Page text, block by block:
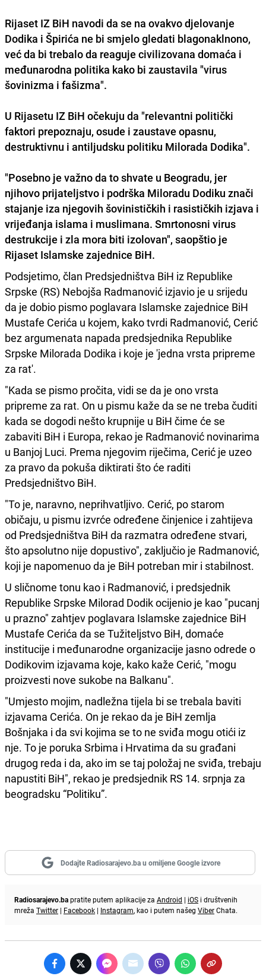
Rijaset IZ BiH navodi da se na ovakvo djelovanje
Dodika i Špirića ne bi smjelo gledati blagonaklnono,
već da bi trebalo da reaguje civilizovana domaća i
međunarodna politika kako bi zaustavila "virus
šovinizma i fašizma".
U Rijasetu IZ BiH očekuju da "relevantni politički
faktori prepoznaju, osude i zaustave opasnu,
destruktivnu i antiljudsku politiku Milorada Dodika".
"Posebno je važno da to shvate u Beogradu, jer
njihovo prijateljstvo i podrška Miloradu Dodiku znači
stajanje iza njegovih šovinističkih i rasističkih izjava i
vrijeđanja islama i muslimana. Smrtonosni virus
destrukcije i zla mora biti izolovan", saopštio je
Rijaset Islamske zajednice BiH.
Podsjetimo, član Predsjedništva BiH iz Republike
Srpske (RS) Nebojša Radmanović izjavio je u srijedu
da je dobio pismo poglavara Islamske zajednice BiH
Mustafe Cerića u kojem, kako tvrdi Radmanović, Cerić
bez argumenata napada predsjednika Republike
Srpske Milorada Dodika i koje je 'jedna vrsta pripreme
za rat'.
"Kada se pismo pročita, vidi se da je ono vrsta
pripreme za rat. On u pismu kaže da se ne treba čuditi
kada se dogodi nešto krupnije u BiH čime će se
zabaviti BiH i Europa, rekao je Radmanović novinarima
u Banjoj Luci. Prema njegovim riječima, Cerić je uzeo
za pravo da pokuša diktirati što će raditi
Predsjedništvo BiH.
"To je, naravno, neprihvatljivo. Cerić, po starom
običaju, u pismu izvrće određene činjenice i zahtijeva
od Predsjedništva BiH da razmatra određene stvari,
što apsolutno nije dopustivo", zaključio je Radmanović,
koji je napomenuo da je BiH potreban mir i stabilnost.
U sličnome tonu kao i Radmanović, i predsjednik
Republike Srpske Milorad Dodik ocijenio je kao "pucanj
u prazno" zahtjev poglavara Islamske zajednice BiH
Mustafe Cerića da se Tužiteljstvo BiH, domaće
institucije i međunarodne organizacije jasno odrede o
Dodikovim izjavama koje, kako kaže Cerić, "mogu
proizvesti nove sukobe na Balkanu".
"Umjesto mojim, nadležna tijela bi se trebala baviti
izjavama Cerića. On je rekao da je BiH zemlja
Bošnjaka i da svi kojima se to ne sviđa mogu otići iz
nje. To je poruka Srbima i Hrvatima da su građani
drugog reda i da, ako im se taj položaj ne sviđa, trebaju
napustiti BiH", rekao je predsjednik RS 14. srpnja za
beogradsku “Politiku”.
Dodajte Radiosarajevo.ba u omiljene Google izvore
Radiosarajevo.bapratite putem aplikacije za Android | iOS i društvenih
mreža Twitter | Facebook | Instagram, kao i putem našeg ViberChata.